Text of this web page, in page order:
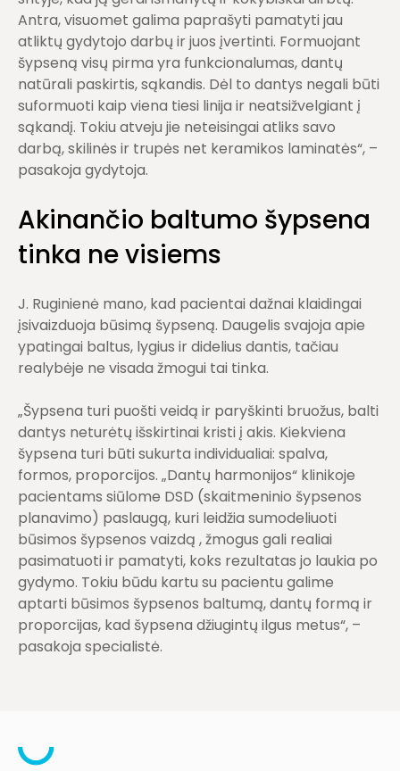
Antra, visuomet galima paprašyti pamatyti jau
atliktų gydytojo darbų ir juos įvertinti. Formuojant
šypseną visų pirma yra funkcionalumas, dantų
natūrali paskirtis, sąkandis. Dėl to dantys negali būti
suformuoti kaip viena tiesi linija ir neatsižvelgiant į
sąkandį. Tokiu atveju jie neteisingai atliks savo
darbą, skilinės ir trupės net keramikos laminatės“, –
pasakoja gydytoja.
Akinančio baltumo šypsena
tinka ne visiems
J. Ruginienė mano, kad pacientai dažnai klaidingai
įsivaizduoja būsimą šypseną. Daugelis svajoja apie
ypatingai baltus, lygius ir didelius dantis, tačiau
realybėje ne visada žmogui tai tinka.
„Šypsena turi puošti veidą ir paryškinti bruožus, balti
dantys neturėtų išskirtinai kristi į akis. Kiekviena
šypsena turi būti sukurta individualiai: spalva,
formos, proporcijos. „Dantų harmonijos“ klinikoje
pacientams siūlome DSD (skaitmeninio šypsenos
planavimo) paslaugą, kuri leidžia sumodeliuoti
būsimos šypsenos vaizdą , žmogus gali realiai
pasimatuoti ir pamatyti, koks rezultatas jo laukia po
gydymo. Tokiu būdu kartu su pacientu galime
aptarti būsimos šypsenos baltumą, dantų formą ir
proporcijas, kad šypsena džiugintų ilgus metus“, –
pasakoja specialistė.